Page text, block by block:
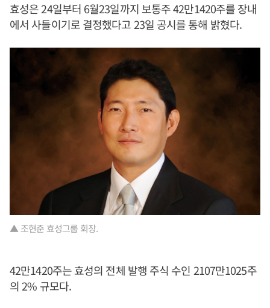
효성은 24일부터 6월23일까지 보통주 42만1420주를 장내
에서 사들이기로 결정했다고 23일 공시를 통해 밝혔다.
▲ 조현준 효성그룹 회장.
42만1420주는 효성의 전체 발행 주식 수인 2107만1025주
의 2% 규모다.